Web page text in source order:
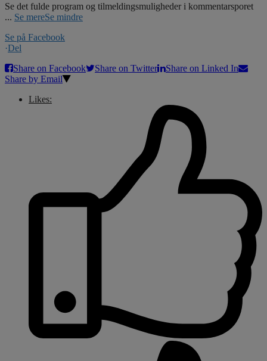
Se det fulde program og tilmeldingsmuligheder i kommentarsporet
... Se mereSe mindre
Se på Facebook
·Del
Share on Facebook
Share on Twitter
Share on Linked In
Share by Email
Likes: